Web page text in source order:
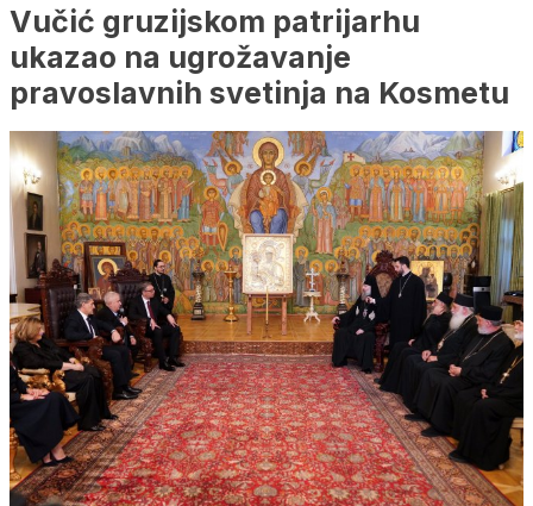
Vučić gruzijskom patrijarhu
ukazao na ugrožavanje
pravoslavnih svetinja na Kosmetu